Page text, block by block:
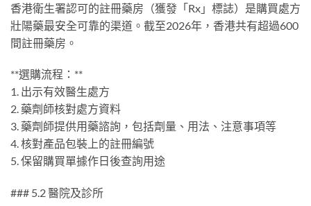
香港衛生署認可的註冊藥房（獲發「Rx」標誌）是購買處方
壯陽藥最安全可靠的渠道。截至2026年，香港共有超過600
間註冊藥房。
**選購流程：**
1. 出示有效醫生處方
2. 藥劑師核對處方資料
3. 藥劑師提供用藥諮詢，包括劑量、用法、注意事項等
4. 核對產品包裝上的註冊編號
5. 保留購買單據作日後查詢用途
### 5.2 醫院及診所